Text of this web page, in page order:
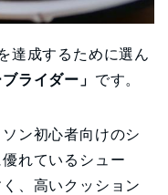
達成するために選ん
ブライダー」 です。
ン初心者向けのシ
れているシュー
、高いクッション